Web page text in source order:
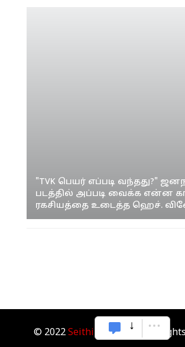
"TVK பெயர் எப்படி வந்தது?"
படத்தில் அப்படி வைக்க என்ன
ரகசியத்தை உடைத்த ஹெச்.